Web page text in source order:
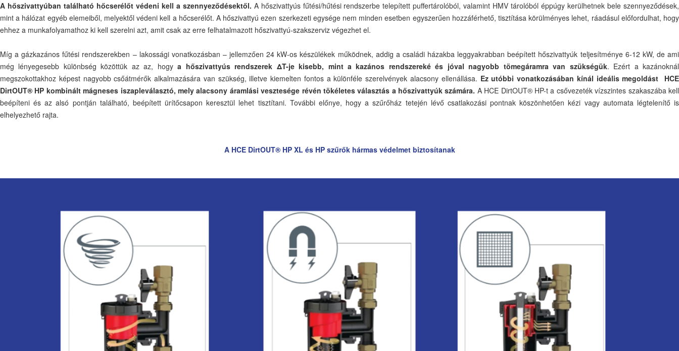
A hőszivattyúban található hőcserélőt védeni kell a szennyeződésektől. A hőszivattyús fűtési/hűtési rendszerbe telepített puffertárolóból, valamint HMV tárolóból éppúgy kerülhetnek bele szennyeződések,
mint a hálózat egyéb elemeiből, melyektől védeni kell a hőcserélőt. A hőszivattyú ezen szerkezeti egysége nem minden esetben egyszerűen hozzáférhető, tisztítása körülményes lehet, ráadásul előfordulhat, hogy
ehhez a munkafolyamathoz ki kell szerelni azt, amit csak az erre felhatalmazott hőszivattyú-szakszerviz végezhet el.
Míg a gázkazános fűtési rendszerekben – lakossági vonatkozásban – jellemzően 24 kW-os készülékek működnek, addig a családi házakba leggyakrabban beépített hőszivattyúk teljesítménye 6-12 kW, de ami
még lényegesebb különbség közöttük az az, hogya hőszivattyús rendszerek ΔT-je kisebb, mint a kazános rendszereké és jóval nagyobb tömegáramra van szükségük. Ezért a kazánoknál
megszokottakhoz képest nagyobb csőátmérők alkalmazására van szükség, illetve kiemelten fontos a különféle szerelvények alacsony ellenállása. Ez utóbbi vonatkozásában kínál ideális megoldást HCE
DirtOUT® HP kombinált mágneses iszapleválasztó, mely alacsony áramlási vesztesége révén tökéletes választás a hőszivattyúk számára. A HCE DirtOUT® HP-t a csővezeték vízszintes szakaszába kell
beépíteni és az alsó pontján található, beépített ürítőcsapon keresztül lehet tisztítani. További előnye, hogy a szűrőház tetején lévő csatlakozási pontnak köszönhetően kézi vagy automata légtelenítő is
elhelyezhető rajta.
A HCE DirtOUT® HP XL és HP szűrők hármas védelmet biztosítanak